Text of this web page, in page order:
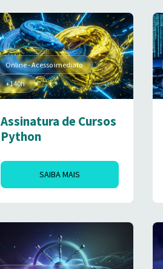
Online - Acesso imediato
+140h
Assinatura de Cursos
Python
SAIBA MAIS